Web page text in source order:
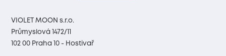
VIOLET MOON s.r.o.
Průmyslová 1472/11
102 00 Praha 10 - Hostivař